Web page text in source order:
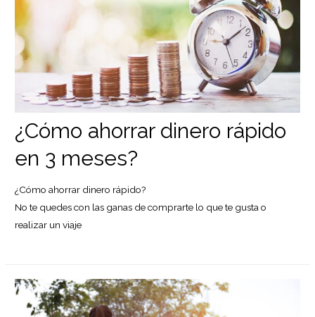
¿Cómo ahorrar dinero rápido
en 3 meses?
¿Cómo ahorrar dinero rápido?
No te quedes con las ganas de comprarte lo que te gusta o
realizar un viaje